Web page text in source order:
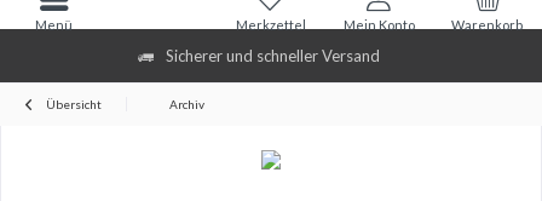
Sicherer und schneller Versand
Warenkorb
Merkzettel Mein Konto
Menü
Übersicht Archiv